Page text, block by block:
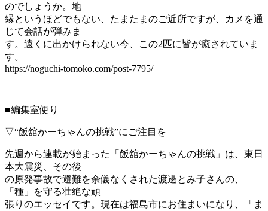
のでしょうか。地
縁というほどでもない、たまたまのご近所ですが、カメを通
じて会話が弾みま
す。遠くに出かけられない今、この2匹に皆が癒されていま
す。
https://noguchi-tomoko.com/post-7795/
■編集室便り
▽“飯舘かーちゃんの挑戦”にご注目を
先週から連載が始まった「飯舘かーちゃんの挑戦」は、東日
本大震災、その後
の原発事故で避難を余儀なくされた渡邊とみ子さんの、
「種」を守る壮絶な頑
張りのエッセイです。現在は福島市にお住まいになり、「ま